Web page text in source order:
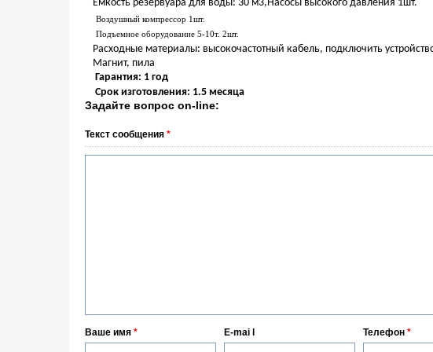
Емкость резервуара для воды: 30 м3,Насосы высокого давления 1шт.
Воздушный компрессор 1шт.
Подъемное оборудование 5-10т. 2шт.
Расходные материалы: высокочастотный кабель, подключить
Магнит, пила
Гарантия: 1 год
Срок изготовления: 1.5месяца
Задайте вопрос on-line:
Текст сообщения*
Ваше имя * E-mai l Телефон *